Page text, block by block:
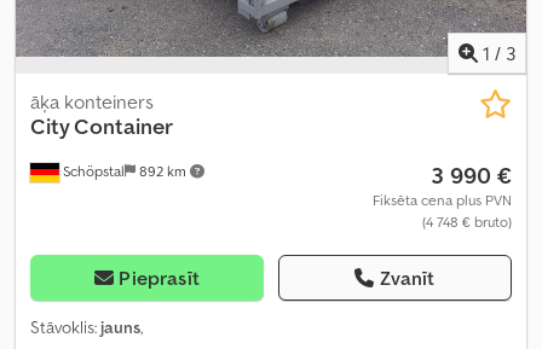
1 / 3
Schöpstal 892 km
āķa konteiners
City Container
3 990 €
Fiksēta cena plus PVN
(4 748 € bruto)
Pieprasīt Zvanīt
Stāvoklis: jauns,